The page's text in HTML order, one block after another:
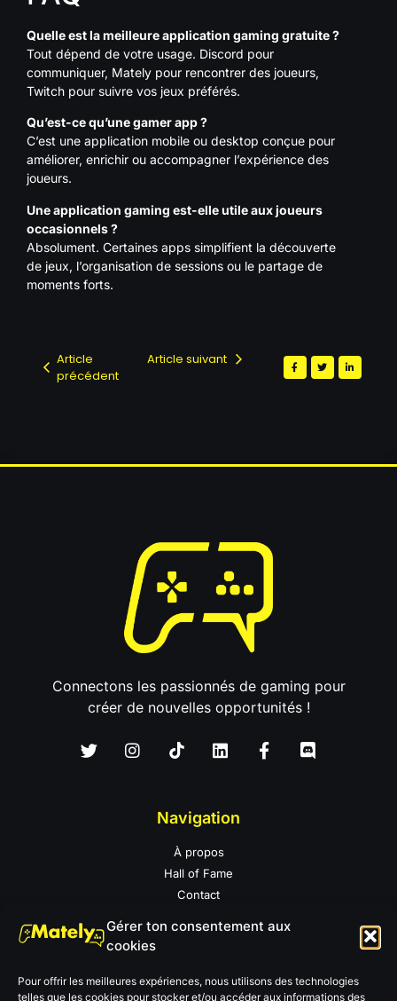
Gérer ton consentement aux
cookies
Pour offrir les meilleures expériences, nous utilisons des technologies
telles que les cookies pour stocker et/ou accéder aux informations des
Quelle est la meilleure application gaming gratuite ?
Tout dépend de votre usage. Discord pour
communiquer, Mately pour rencontrer des joueurs,
Twitch pour suivre vos jeux préférés.
Qu’est-ce qu’une gamer app ?
C’est une application mobile ou desktop conçue pour
améliorer, enrichir ou accompagner l’expérience des
joueurs.
Une application gaming est-elle utile aux joueurs
occasionnels ?
Absolument. Certaines apps simplifient la découverte
de jeux, l’organisation de sessions ou le partage de
moments forts.
Article
précédent
Article suivant
Connectons les passionnés de gaming pour
créer de nouvelles opportunités !
Navigation
À propos
Hall of Fame
Contact
Politique de confidentialité